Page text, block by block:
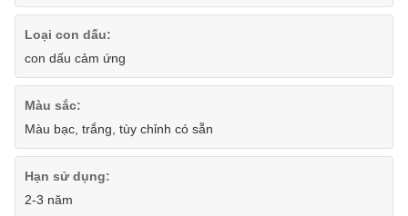
Loại con dấu:
con dấu cảm ứng
Màu sắc:
Màu bạc, trắng, tùy chỉnh có sẵn
Hạn sử dụng:
2-3 năm